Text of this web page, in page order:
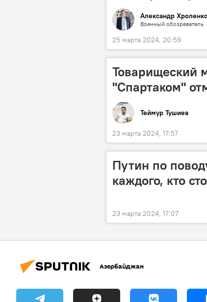
Александр
Военный обозреватель
25 марта 2024, 20:59
Товарищеский
"Спартаком"
Теймур Тушиев
23 марта 2024, 17:57
Путин по
каждого, кто
23 марта 2024, 17:07
Азербайджан